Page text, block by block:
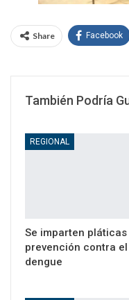
Share Facebook
También Podría
REGIONAL
Se imparten pláticas
prevención contra el
dengue